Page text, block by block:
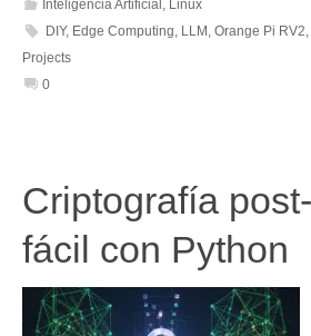
Inteligencia Artificial Linux
DIY, Edge Computing LLM Orange Pi RV2
Projects
0
Criptografía
fácil con Python